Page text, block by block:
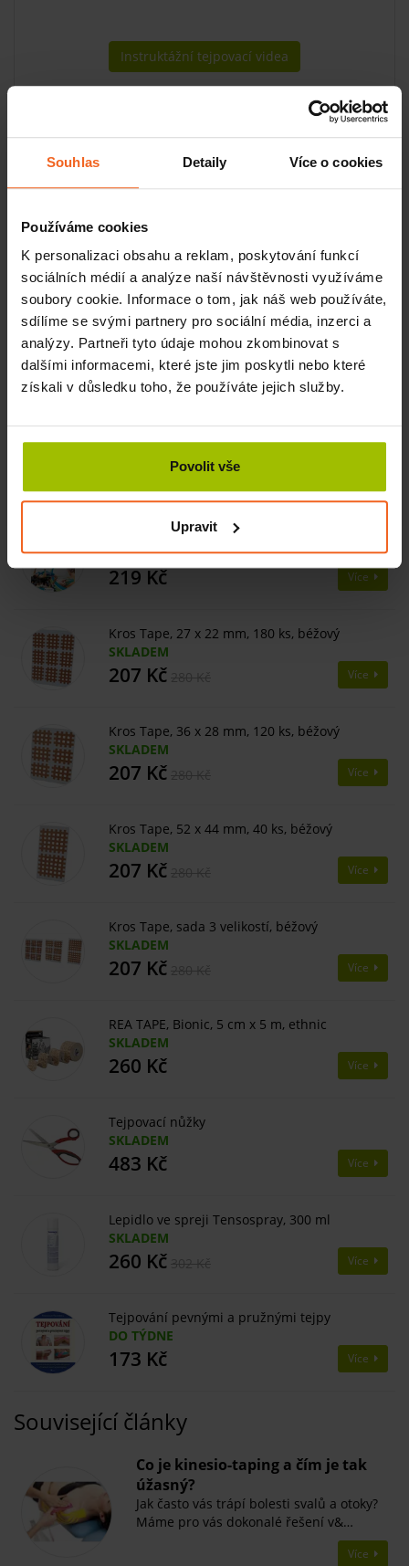
Souhlas Detaily Více o cookies
Používáme cookies
K personalizaci obsahu a reklam, poskytování funkcí
sociálních médií a analýze naší návštěvnosti využíváme
soubory cookie. Informace o tom, jak náš web používáte,
sdílíme se svými partnery pro sociální média, inzerci a
analýzy. Partneři tyto údaje mohou zkombinovat s
dalšími informacemi, které jste jim poskytli nebo které
získali v důsledku toho, že používáte jejich služby.
Povolit vše
Upravit
Instruktážní tejpovací videa
Číst více
Související produkty
Odstraňovač tejpů Remover, 350 ml
SKLADEM
350 Kč
Tejpování pružnými tejpy, 63 x 47 cm
Kinesiotaping pro sportovce
SKLADEM
219 Kč Více
Kros Tape, 27 x 22 mm, 180 ks, béžový
SKLADEM
207 Kč Více
Kros Tape, 36 x 28 mm, 120 ks, béžový
SKLADEM
207 Kč Více
Kros Tape, 52 x 44 mm, 40 ks, béžový
SKLADEM
207 Kč Více
Kros Tape, sada 3 velikostí, béžový
SKLADEM
207 Kč Více
REA TAPE, Bionic, 5 cm x 5 m, ethnic
SKLADEM
260 Kč Více
Tejpovací nůžky
SKLADEM
483 Kč Více
Lepidlo ve spreji Tensospray, 300 ml
SKLADEM
260 Kč Více
Tejpování pevnými a pružnými tejpy
DO TÝDNE
173 Kč Více
Související články
Co je kinesio-taping a čím je tak
úžasný?
Jak často vás trápí bolesti svalů a otoky?
Máme pro vás dokonalé řešení v&…
Více